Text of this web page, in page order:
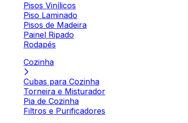
Pisos Vinílicos
Piso Laminado
Pisos de Madeira
Painel Ripado
Rodapés
Cozinha
Cubas para Cozinha
Torneira e Misturador
Pia de Cozinha
Filtros e Purificadores